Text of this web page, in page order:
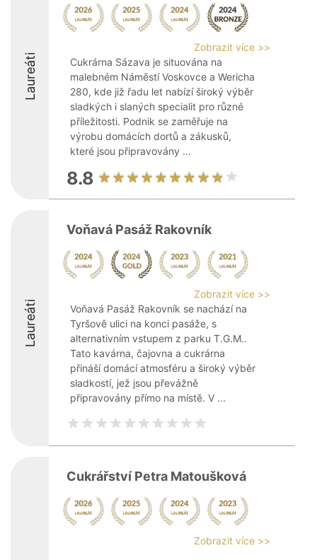
Laureáti
Zobrazit více >>
Cukrárna Sázava je situována na
malebném Náměstí Voskovce a Wericha
280, kde již řadu let nabízí široký výběr
sladkých i slaných specialit pro různé
příležitosti. Podnik se zaměřuje na
výrobu domácích dortů a zákusků,
které jsou připravovány ...
8.8
Laureáti
Voňavá Pasáž Rakovník
Zobrazit více >>
Voňavá Pasáž Rakovník se nachází na
Tyršově ulici na konci pasáže, s
alternativním vstupem z parku T.G.M..
Tato kavárna, čajovna a cukrárna
přináší domácí atmosféru a široký výběr
sladkostí, jež jsou převážně
připravovány přímo na místě. V ...
Cukrářství Petra Matoušková
Zobrazit více >>